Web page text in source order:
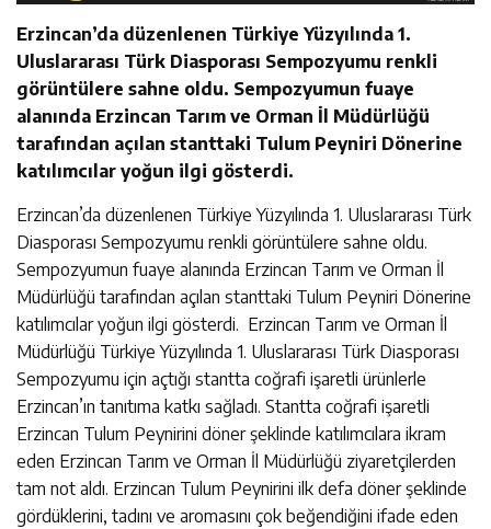
Erzincan’da düzenlenen Türkiye Yüzyılında 1.
Uluslararası Türk Diasporası Sempozyumu renkli
görüntülere sahne oldu. Sempozyumun fuaye
alanında Erzincan Tarım ve Orman İl Müdürlüğü
tarafından açılan stanttaki Tulum Peyniri Dönerine
katılımcılar yoğun ilgi gösterdi.
Erzincan’da düzenlenen Türkiye Yüzyılında 1. Uluslararası Türk
Diasporası Sempozyumu renkli görüntülere sahne oldu.
Sempozyumun fuaye alanında Erzincan Tarım ve Orman İl
Müdürlüğü tarafından açılan stanttaki Tulum Peyniri Dönerine
katılımcılar yoğun ilgi gösterdi. Erzincan Tarım ve Orman İl
Müdürlüğü Türkiye Yüzyılında 1. Uluslararası Türk Diasporası
Sempozyumu için açtığı stantta coğrafi işaretli ürünlerle
Erzincan’ın tanıtıma katkı sağladı. Stantta coğrafi işaretli
Erzincan Tulum Peynirini döner şeklinde katılımcılara ikram
eden Erzincan Tarım ve Orman İl Müdürlüğü ziyaretçilerden
tam not aldı. Erzincan Tulum Peynirini ilk defa döner şeklinde
gördüklerini, tadını ve aromasını çok beğendiğini ifade eden